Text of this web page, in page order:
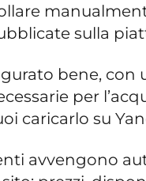
sulla
bene,
per
caricarlo su
avvengono